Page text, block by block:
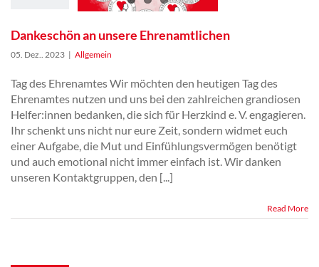
Dankeschön an unsere Ehrenamtlichen
05. Dez.. 2023 | Allgemein
Tag des Ehrenamtes Wir möchten den heutigen Tag des
Ehrenamtes nutzen und uns bei den zahlreichen grandiosen
Helfer:innen bedanken, die sich für Herzkind e. V. engagieren.
Ihr schenkt uns nicht nur eure Zeit, sondern widmet euch
einer Aufgabe, die Mut und Einfühlungsvermögen benötigt
und auch emotional nicht immer einfach ist. Wir danken
unseren Kontaktgruppen, den [...]
Read More